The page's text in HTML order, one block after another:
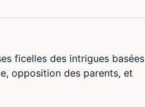
ficelles des intrigues basées
opposition des parents, et